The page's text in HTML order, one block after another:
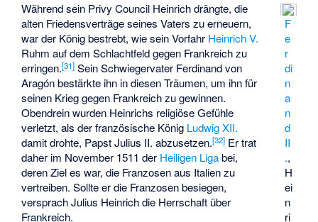
F
e
r
di
n
a
n
d
II
.,
H
ei
n
ri
Während sein Privy Council Heinrich drängte, die
alten Friedensverträge seines Vaters zu erneuern,
war der König bestrebt, wie sein Vorfahr Heinrich V.
Ruhm auf dem Schlachtfeld gegen Frankreich zu
erringen.[31] Sein Schwiegervater Ferdinand von
Aragón bestärkte ihn in diesen Träumen, um ihn für
seinen Krieg gegen Frankreich zu gewinnen.
Obendrein wurden Heinrichs religiöse Gefühle
verletzt, als der französische König Ludwig XII.
damit drohte, Papst Julius II. abzusetzen.[32] Er trat
daher im November 1511 der Heiligen Ligabei,
deren Ziel es war, die Franzosen aus Italien zu
vertreiben. Sollte er die Franzosen besiegen,
versprach Julius Heinrich die Herrschaft über
Frankreich.